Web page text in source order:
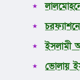
ইসলামী
ভোলায়